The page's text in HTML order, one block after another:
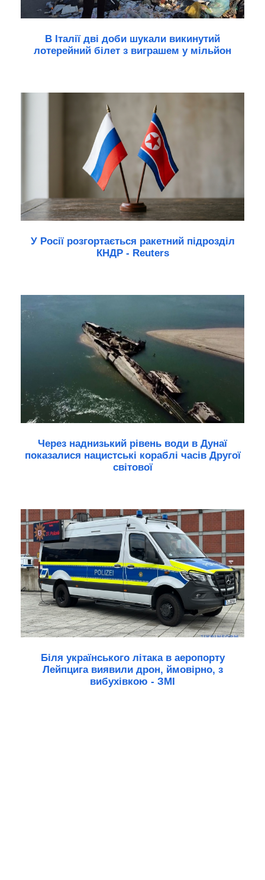
В Італії дві доби шукали викинутий
лотерейний білет з виграшем у мільйон
У Росії розгортається ракетний підрозділ
КНДР - Reuters
Через наднизький рівень води в Дунаї
показалися нацистські кораблі часів Другої
світової
Біля українського літака в аеропорту
Лейпцига виявили дрон, ймовірно, з
вибухівкою - ЗМІ